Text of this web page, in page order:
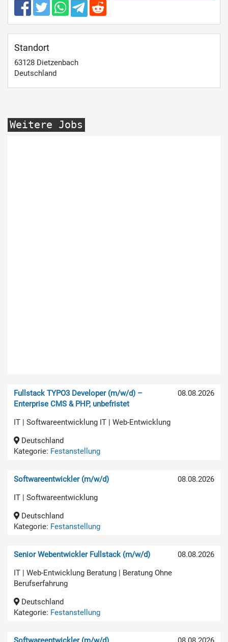
Standort
63128 Dietzenbach
Deutschland
Weitere Jobs
08.08.2026
Fullstack TYPO3 Developer (m/w/d) –
Enterprise CMS & PHP, unbefristet
IT | Softwareentwicklung IT | Web-Entwicklung
Deutschland
Kategorie: Festanstellung
08.08.2026
Softwareentwickler (m/w/d)
IT | Softwareentwicklung
Deutschland
Kategorie: Festanstellung
08.08.2026
Senior Webentwickler Fullstack (m/w/d)
IT | Web-Entwicklung Beratung | Beratung Ohne
Berufserfahrung
Deutschland
Kategorie: Festanstellung